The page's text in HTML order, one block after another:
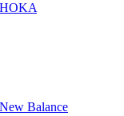
HOKA
New Balance